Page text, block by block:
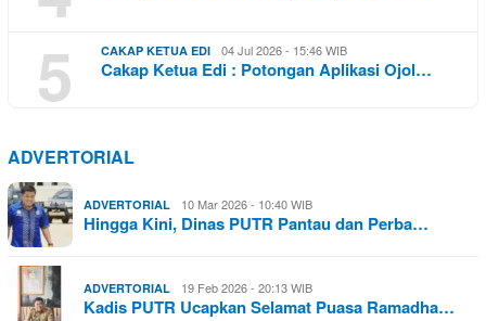
5 CAKAP KETUA EDI 04 Jul 2026 - 15:46 WIB
Cakap Ketua Edi : Potongan Aplikasi Ojol…
ADVERTORIAL
ADVERTORIAL 10 Mar 2026 - 10:40 WIB
Hingga Kini, Dinas PUTR Pantau dan Perba…
ADVERTORIAL 19 Feb 2026 - 20:13 WIB
Kadis PUTR Ucapkan Selamat Puasa Ramadha…